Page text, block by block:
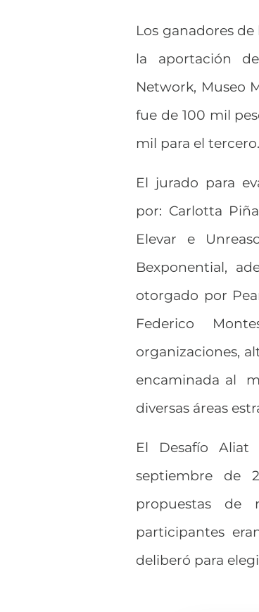
Los ganadores
la aportación
Network, Museo
fue de 100 mil
mil para el tercero.
El jurado para
por: Carlotta
Elevar e
Bexponential,
otorgado por
Federico
organizaciones,
encaminada al
diversas áreas
El Desafío
septiembre de
propuestas de
participantes
deliberó para